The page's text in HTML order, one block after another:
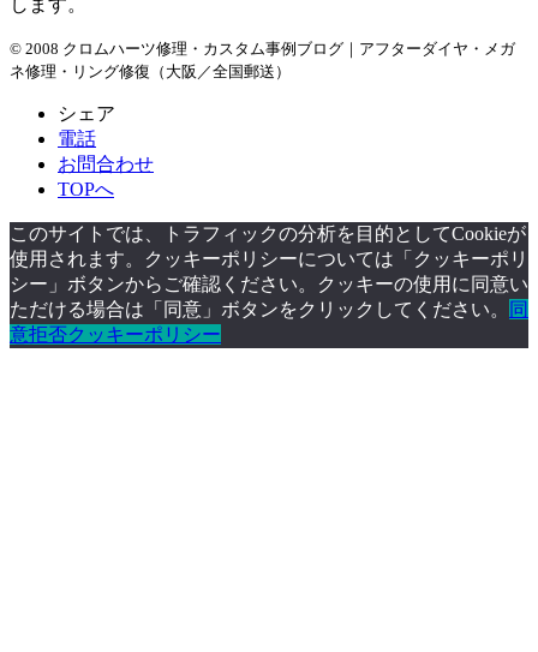
© 2008 クロムハーツ修理・カスタム事例ブログ｜アフターダイヤ・メガ
ネ修理・リング修復（大阪／全国郵送）
シェア
電話
お問合わせ
TOPへ
このサイトでは、トラフィックの分析を目的としてCookieが
使用されます。クッキーポリシーについては「クッキーポリ
シー」ボタンからご確認ください。クッキーの使用に同意い
ただける場合は「同意」ボタンをクリックしてください。
同
意拒否クッキーポリシー